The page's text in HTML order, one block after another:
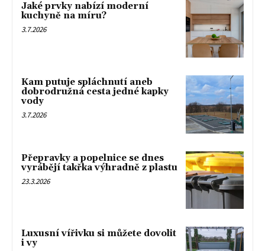
Jaké prvky nabízí moderní
kuchyně na míru?
3.7.2026
Kam putuje spláchnutí aneb
dobrodružná cesta jedné kapky
vody
3.7.2026
Přepravky a popelnice se dnes
vyrábějí takřka výhradně z plastu
23.3.2026
Luxusní vířivku si můžete dovolit
i vy